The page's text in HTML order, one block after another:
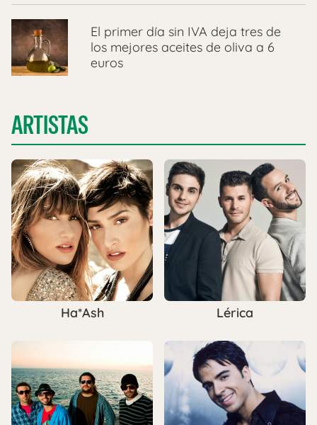
El primer día sin IVA deja tres de
los mejores aceites de oliva a 6
euros
ARTISTAS
Ha*Ash Lérica